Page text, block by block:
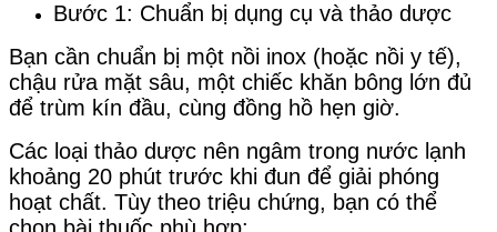
Bước 1: Chuẩn bị dụng cụ và thảo dược
Bạn cần chuẩn bị một nồi inox (hoặc nồi y tế),
chậu rửa mặt sâu, một chiếc khăn bông lớn đủ
để trùm kín đầu, cùng đồng hồ hẹn giờ.
Các loại thảo dược nên ngâm trong nước lạnh
khoảng 20 phút trước khi đun để giải phóng
hoạt chất. Tùy theo triệu chứng, bạn có thể